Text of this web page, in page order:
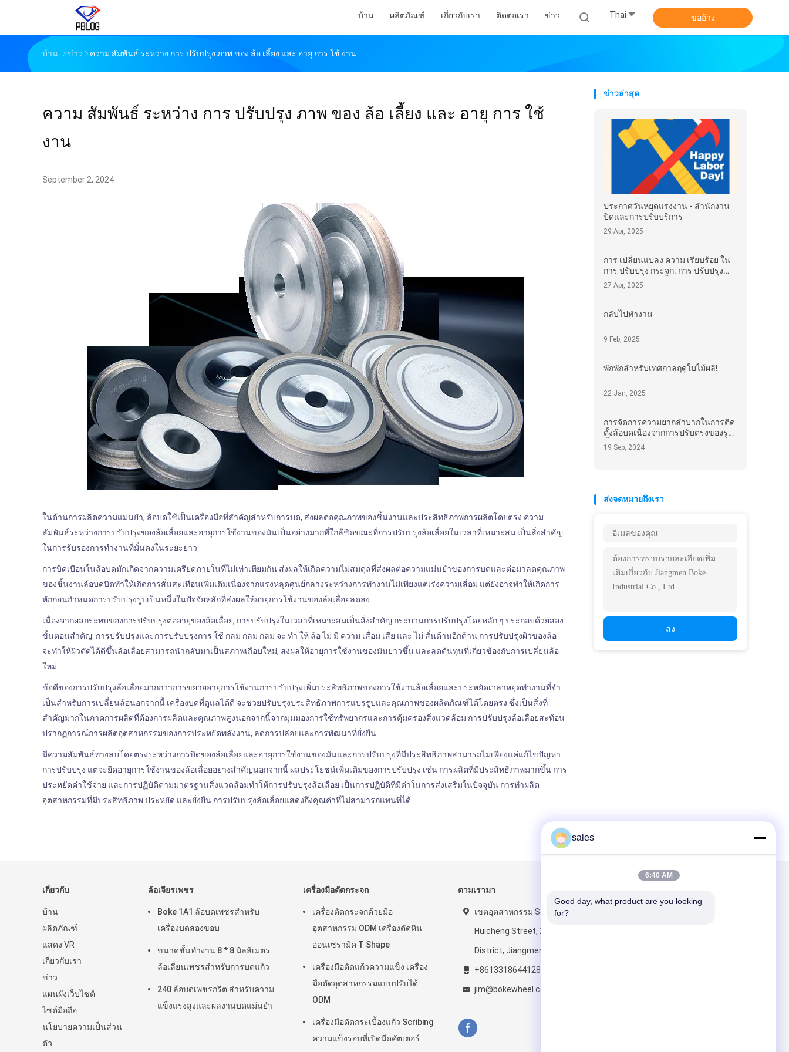
บ้าน ผลิตภัณฑ์ เกี่ยวกับเรา ติดต่อเรา ข่าว Thai ขออ้าง
บ้าน ข่าว ความ สัมพันธ์ ระหว่าง การ ปรับปรุง ภาพ ของ ล้อ เลี้ยง และ อายุ การ ใช้ งาน
ความ สัมพันธ์ ระหว่าง การ ปรับปรุง ภาพ ของ ล้อ เลี้ยง และ อายุ การ ใช้
งาน
September 2, 2024
ในด้านการผลิตความแม่นยํา, ล้อบดใช้เป็นเครื่องมือที่สําคัญสําหรับการบด, ส่งผลต่อคุณภาพของชิ้นงานและประสิทธิภาพการผลิตโดยตรง.ความ
สัมพันธ์ระหว่างการปรับปรุงของล้อเลื่อยและอายุการใช้งานของมันเป็นอย่างมากที่ใกล้ชิดขณะที่การปรับปรุงล้อเลื่อยในเวลาที่เหมาะสม เป็นสิ่งสําคัญ
ในการรับรองการทํางานที่มั่นคงในระยะยาว
การบิดเบือนในล้อบดมักเกิดจากความเครียดภายในที่ไม่เท่าเทียมกัน ส่งผลให้เกิดความไม่สมดุลที่ส่งผลต่อความแม่นยําของการบดและต่อมาลดคุณภาพ
ของชิ้นงานล้อบดบิดทําให้เกิดการสั่นสะเทือนเพิ่มเติมเนื่องจากแรงหลุดศูนย์กลางระหว่างการทํางานไม่เพียงแต่เร่งความเสื่อม แต่ยังอาจทําให้เกิดการ
หักก่อนกําหนดการปรับปรุงรูปเป็นหนึ่งในปัจจัยหลักที่ส่งผลให้อายุการใช้งานของล้อเลื่อยลดลง.
เนื่องจากผลกระทบของการปรับปรุงต่ออายุของล้อเลื่อย, การปรับปรุงในเวลาที่เหมาะสมเป็นสิ่งสําคัญ กระบวนการปรับปรุงโดยหลัก ๆ ประกอบด้วยสอง
ขั้นตอนสําคัญ: การปรับปรุงและการปรับปรุงการ ใช้ กลม กลม กลม จะ ทํา ให้ ล้อ ไม่ มี ความ เสื่อม เสีย และ ไม่ สั่นด้านอีกด้าน การปรับปรุงผิวของล้อ
จะทําให้ผิวตัดได้ดีขึ้นล้อเลื่อยสามารถนํากลับมาเป็นสภาพเกือบใหม่, ส่งผลให้อายุการใช้งานของมันยาวขึ้น และลดต้นทุนที่เกี่ยวข้องกับการเปลี่ยนล้อ
ใหม่
ข้อดีของการปรับปรุงล้อเลื่อยมากกว่าการขยายอายุการใช้งานการปรับปรุงเพิ่มประสิทธิภาพของการใช้งานล้อเลื่อยและประหยัดเวลาหยุดทํางานที่จํา
เป็นสําหรับการเปลี่ยนล้อนอกจากนี้ เครื่องบดที่ดูแลได้ดี จะช่วยปรับปรุงประสิทธิภาพการแปรรูปและคุณภาพของผลิตภัณฑ์ได้โดยตรง ซึ่งเป็นสิ่งที่
สําคัญมากในภาคการผลิตที่ต้องการผลิตและคุณภาพสูงนอกจากนี้จากมุมมองการใช้ทรัพยากรและการคุ้มครองสิ่งแวดล้อม การปรับปรุงล้อเลื่อยสะท้อน
ปรากฏการณ์การผลิตอุตสาหกรรมของการประหยัดพลังงาน, ลดการปล่อยและการพัฒนาที่ยั่งยืน.
มีความสัมพันธ์ทางลบโดยตรงระหว่างการบิดของล้อเลื่อยและอายุการใช้งานของมันและการปรับปรุงที่มีประสิทธิภาพสามารถไม่เพียงแค่แก้ไขปัญหา
การปรับปรุง แต่จะยืดอายุการใช้งานของล้อเลื่อยอย่างสําคัญนอกจากนี้ ผลประโยชน์เพิ่มเติมของการปรับปรุง เช่น การผลิตที่มีประสิทธิภาพมากขึ้น การ
ประหยัดค่าใช้จ่าย และการปฏิบัติตามมาตรฐานสิ่งแวดล้อมทําให้การปรับปรุงล้อเลื่อย เป็นการปฏิบัติที่มีค่าในการส่งเสริมในปัจจุบัน การทําผลิต
อุตสาหกรรมที่มีประสิทธิภาพ ประหยัด และยั่งยืน การปรับปรุงล้อเลื่อยแสดงถึงคุณค่าที่ไม่สามารถแทนที่ได้
ข่าวล่าสุด
ประกาศวันหยุดแรงงาน - สํานักงาน
ปิดและการปรับบริการ
29 Apr, 2025
การ เปลี่ยนแปลง ความ เรียบร้อย ใน
การ ปรับปรุง กระจก: การ ปรับปรุง
ความ มั่นคง ที่ ดี ขึ้น
27 Apr, 2025
กลับไปทํางาน
9 Feb, 2025
พักพักสําหรับเทศกาลฤดูใบไม้ผลิ!
22 Jan, 2025
การจัดการความยากลําบากในการติด
ตั้งล้อบดเนื่องจากการปรับตรงของรูที่
ตั้ง
19 Sep, 2024
ส่งจดหมายถึงเรา
ส่ง
เกี่ยวกับ
บ้าน
ผลิตภัณฑ์
แสดง VR
เกี่ยวกับเรา
ข่าว
แผนผังเว็บไซต์
ไซต์มือถือ
นโยบายความเป็นส่วน
ตัว
ล้อเจียรเพชร
Boke 1A1 ล้อบดเพชรสําหรับ
เครื่องบดสองขอบ
ขนาดชั้นทํางาน 8 * 8 มิลลิเมตร
ล้อเลียนเพชรสําหรับการบดแก้ว
240 ล้อบดเพชรกรีต สําหรับความ
แข็งแรงสูงและผลงานบดแม่นยํา
เครื่องมือตัดกระจก
เครื่องตัดกระจกด้วยมือ
อุตสาหกรรม ODM เครื่องตัดหิน
อ่อนเซรามิค T Shape
เครื่องมือตัดแก้วความแข็ง เครื่อง
มือตัดอุตสาหกรรมแบบปรับได้
ODM
เครื่องมือตัดกระเบื้องแก้ว Scribing
ความแข็งรอบที่เปิดมีดคัตเตอร์
ตามเรามา
เขตอุตสาหกรรม South Geng,
Huicheng Street, Xinhui
District, Jiangmen City
+8613318644128
jim@bokewheel.com
sales
6:40 AM
Good day, what product are you looking
for?